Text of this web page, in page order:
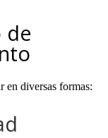
de
en diversas formas: